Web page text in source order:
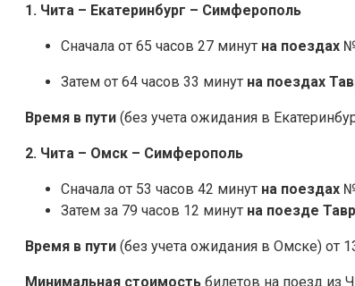
1. Чита – Екатеринбург – Симферополь
Сначала от 65 часов 27 минут на поездах
Затем от 64 часов 33 минут на поездах
Время в пути (без учета ожидания в
2. Чита – Омск – Симферополь
Сначала от 53 часов 42 минут на поездах
Затем за 79 часов 12 минут на поезде
Время в пути (без учета ожидания в Омске) от
Минимальная стоимость билетов на поезд из